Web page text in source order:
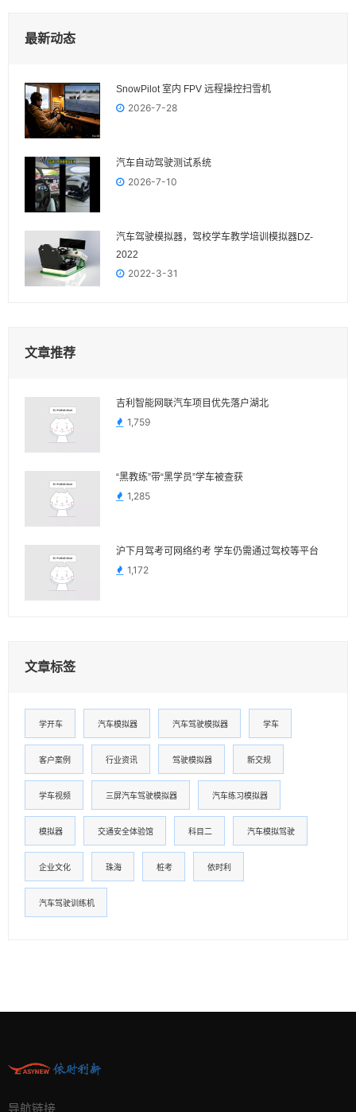
最新动态
SnowPilot 室内 FPV 远程操控扫雪机
2026-7-28
汽车自动驾驶测试系统
2026-7-10
汽车驾驶模拟器，驾校学车教学培训模拟器DZ-
2022
2022-3-31
文章推荐
吉利智能网联汽车项目优先落户湖北
1,759
“黑教练”带“黑学员”学车被查获
1,285
沪下月驾考可网络约考 学车仍需通过驾校等平台
1,172
文章标签
学开车 汽车模拟器 汽车驾驶模拟器 学车
客户案例 行业资讯 驾驶模拟器 新交规
学车视频 三屏汽车驾驶模拟器 汽车练习模拟器
模拟器 交通安全体验馆 科目二 汽车模拟驾驶
企业文化 珠海 桩考 依时利
汽车驾驶训练机
导航链接